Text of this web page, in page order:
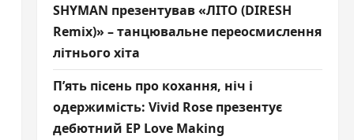
SHYMAN презентував «ЛІТО (DIRESH
Remix)» – танцювальне переосмислення
літнього хіта
П’ять пісень про кохання, ніч і
одержимість: Vivid Rose презентує
дебютний EP Love Making